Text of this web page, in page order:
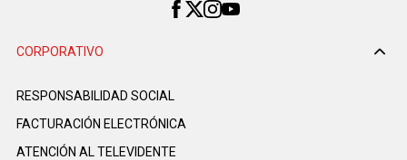
CORPORATIVO
RESPONSABILIDAD SOCIAL
FACTURACIÓN ELECTRÓNICA
ATENCIÓN AL TELEVIDENTE